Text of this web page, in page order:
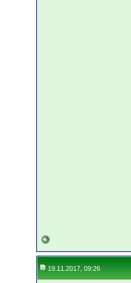
19.11.2017, 09:26